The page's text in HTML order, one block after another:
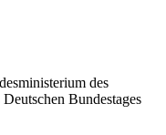
des
Bundestages